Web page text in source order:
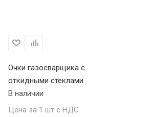
Очки газосварщика с
откидными стеклами
В наличии
Цена за 1 шт с НДС